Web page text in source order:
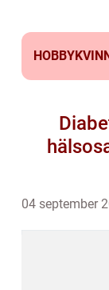
04 september